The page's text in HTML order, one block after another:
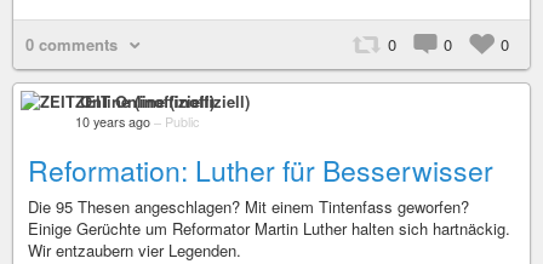
0 comments 0 0 0
ZEIT Online (inoffiziell)
10 years ago – Public
Reformation: Luther für Besserwisser
Die 95 Thesen angeschlagen? Mit einem Tintenfass geworfen?
Einige Gerüchte um Reformator Martin Luther halten sich hartnäckig.
Wir entzaubern vier Legenden.